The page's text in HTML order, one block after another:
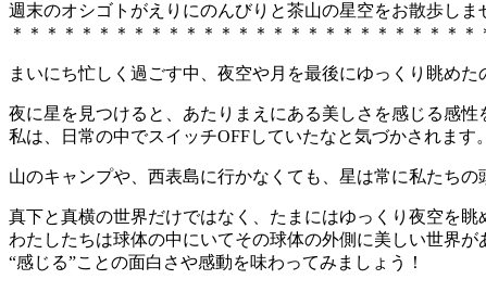
週末のオシゴトがえりにのんびりと茶山の星空をお散歩しま
＊＊＊＊＊＊＊＊＊＊＊＊＊＊＊＊＊＊＊＊＊＊＊＊＊＊＊
まいにち忙しく過ごす中、夜空や月を最後にゆっくり眺めた
夜に星を見つけると、あたりまえにある美しさを感じる感性
私は、日常の中でスイッチOFFしていたなと気づかされます。
山のキャンプや、西表島に行かなくても、星は常に私たちの
真下と真横の世界だけではなく、たまにはゆっくり夜空を眺
わたしたちは球体の中にいてその球体の外側に美しい世界が
“感じる”ことの面白さや感動を味わってみましょう！